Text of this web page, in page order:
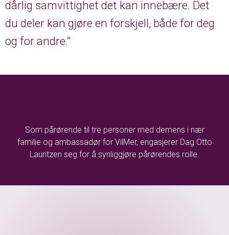
dårlig samvittighet det kan innebære. Det
du deler kan gjøre en forskjell, både for deg
og for andre.”
Som pårørende til tre personer med demens i nær
familie og ambassadør for VilMer, engasjerer Dag Otto
Lauritzen seg for å synliggjøre pårørendes rolle.